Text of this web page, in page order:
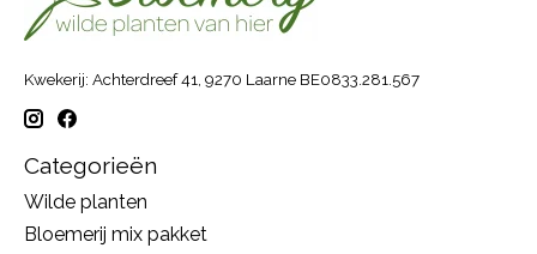
Kwekerij: Achterdreef 41, 9270 Laarne BE0833.281.567
Categorieën
Wilde planten
Bloemerij mix pakket